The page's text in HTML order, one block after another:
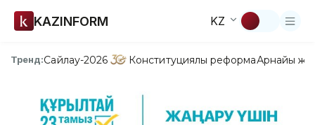
KAZINFORM KZ
Тренд:Сайлау-2026 Конституциялық реформаАрнайы